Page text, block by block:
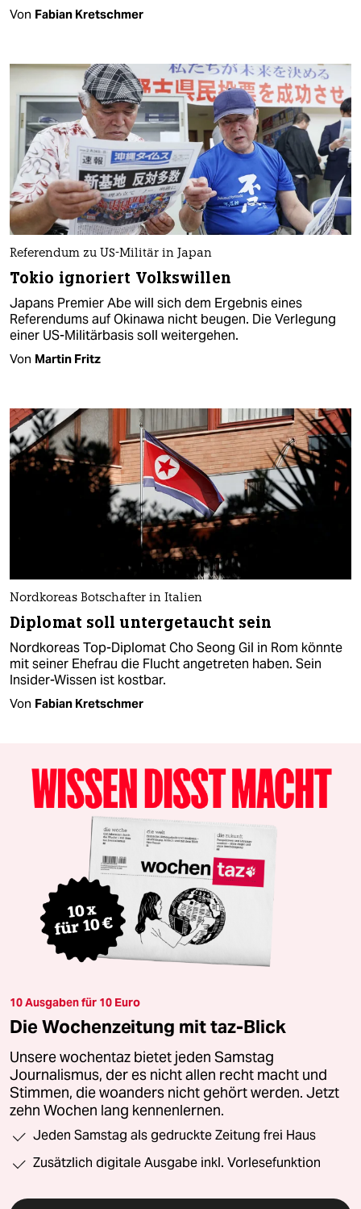
Von Fabian Kretschmer
Referendum zu US-Militär in Japan
Tokio ignoriert Volkswillen
Japans Premier Abe will sich dem Ergebnis eines
Referendums auf Okinawa nicht beugen. Die Verlegung
einer US-Militärbasis soll weitergehen.
Von Martin Fritz
Nordkoreas Botschafter in Italien
Diplomat soll untergetaucht sein
Nordkoreas Top-Diplomat Cho Seong Gil in Rom könnte
mit seiner Ehefrau die Flucht angetreten haben. Sein
Insider-Wissen ist kostbar.
Von Fabian Kretschmer
10 Ausgaben für 10 Euro
Die Wochenzeitung mit taz-Blick
Unsere wochentaz bietet jeden Samstag
Journalismus, der es nicht allen recht macht und
Stimmen, die woanders nicht gehört werden. Jetzt
zehn Wochen lang kennenlernen.
Jeden Samstag als gedruckte Zeitung frei Haus
Zusätzlich digitale Ausgabe inkl. Vorlesefunktion